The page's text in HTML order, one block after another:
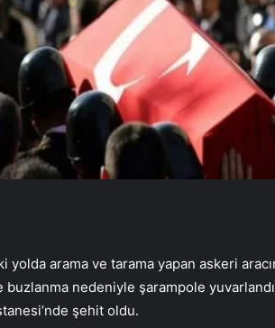
yolda arama ve tarama yapan askeri
nedeniyle şarampole
şehit oldu.